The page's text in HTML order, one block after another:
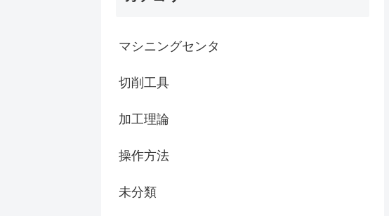
マシニングセンタ
切削工具
加工理論
操作方法
未分類